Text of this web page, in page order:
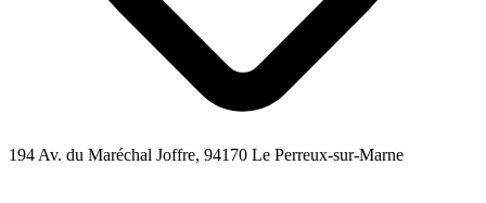
194 Av. du Maréchal Joffre, 94170 Le Perreux-sur-Marne